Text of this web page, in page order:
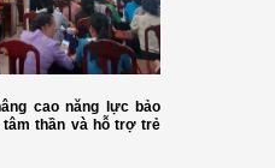
cao năng lực bảo
thần và hỗ trợ trẻ